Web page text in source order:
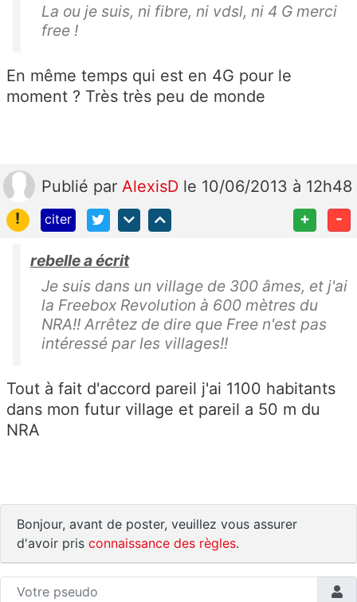
La ou je suis, ni fibre, ni vdsl, ni 4 G merci
free !
En même temps qui est en 4G pour le
moment ? Très très peu de monde
Publié par AlexisD le 10/06/2013 à 12h48
!
citer + -
rebelle a écrit
Je suis dans un village de 300 âmes, et j'ai
la Freebox Revolution à 600 mètres du
NRA!! Arrêtez de dire que Free n'est pas
intéressé par les villages!!
Tout à fait d'accord pareil j'ai 1100 habitants
dans mon futur village et pareil a 50 m du
NRA
Bonjour, avant de poster, veuillez vous assurer
d'avoir pris connaissance des règles.